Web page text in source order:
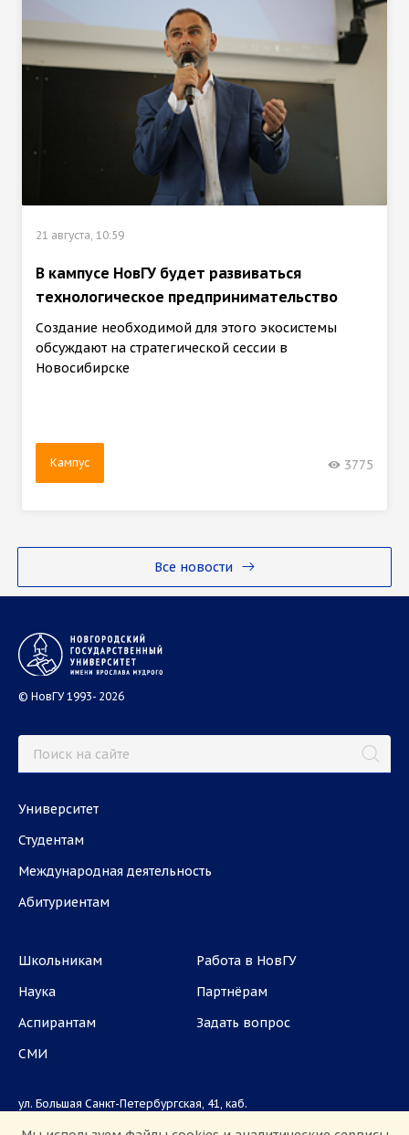
Все новости
21 августа, 10:59
В кампусе НовГУ будет развиваться
технологическое предпринимательство
Создание необходимой для этого экосистемы
обсуждают на стратегической сессии в
Новосибирске
Кампус 3775
© НовГУ 1993- 2026
Университет
Студентам
Международная деятельность
Абитуриентам
Школьникам
Наука
Аспирантам
СМИ
Работа в НовГУ
Партнёрам
Задать вопрос
ул. Большая Санкт-Петербургская, 41, каб.